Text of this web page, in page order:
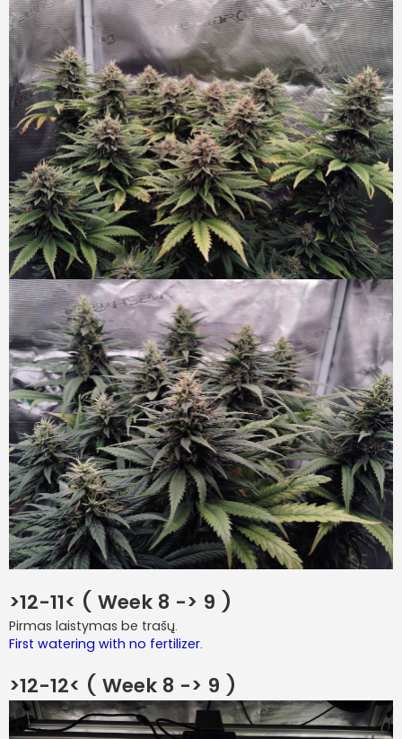
>12-11< ( Week 8 -> 9 )
Pirmas laistymas be trašų.
First watering with no fertilizer.
>12-12< ( Week 8 -> 9 )